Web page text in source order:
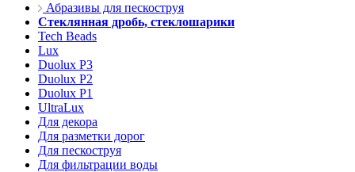
Абразивы для пескоструя
Стеклянная дробь, стеклошарики
Tech Beads
Lux
Duolux P3
Duolux P2
Duolux P1
UltraLux
Для декора
Для разметки дорог
Для пескоструя
Для фильтрации воды